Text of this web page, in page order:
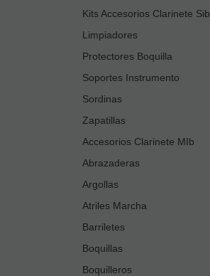
Kits Accesorios Clarinete Sib
Limpiadores
Protectores Boquilla
Soportes Instrumento
Sordinas
Zapatillas
Accesorios Clarinete MIb
Abrazaderas
Argollas
Atriles Marcha
Barriletes
Boquillas
Boquilleros